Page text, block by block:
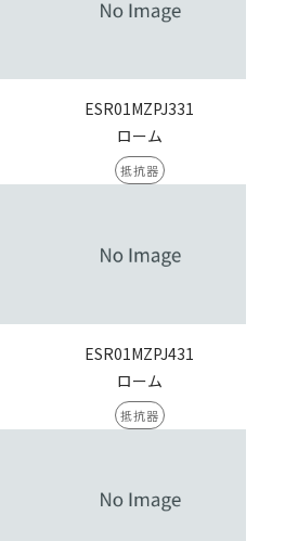
ESR01MZPJ331
ローム
抵抗器
ESR01MZPJ431
ローム
抵抗器